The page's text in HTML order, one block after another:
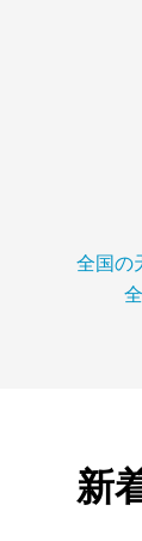
全国の
新